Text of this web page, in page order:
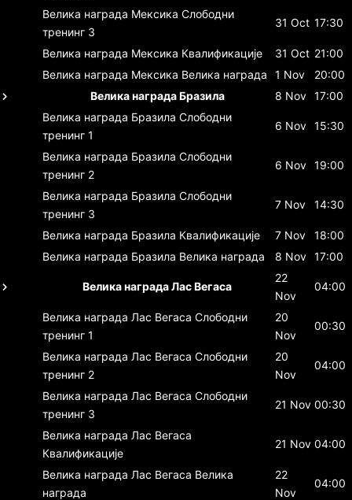
Велика награда Мексика Слободни
тренинг 3
31 Oct 17:30
Велика награда Мексика Квалификације 31 Oct 21:00
Велика награда Мексика Велика награда 1 Nov
20:00
Велика награда Бразила
8 Nov 17:00
Велика награда Бразила Слободни
тренинг 1
6 Nov 15:30
Велика награда Бразила Слободни
тренинг 2
6 Nov 19:00
Велика награда Бразила Слободни
тренинг 3
7 Nov 14:30
Велика награда Бразила Квалификације 7 Nov
18:00
Велика награда Бразила Велика награда 8 Nov 17:00
Велика награда Лас Вегаса
22
Nov
04:00
Велика награда Лас Вегаса Слободни
тренинг 1
20
Nov
00:30
Велика награда Лас Вегаса Слободни
тренинг 2
20
Nov
04:00
Велика награда Лас Вегаса Слободни
тренинг 3
21 Nov 00:30
Велика награда Лас Вегаса
Квалификације
21 Nov 04:00
Велика награда Лас Вегаса Велика
награда
22
Nov
04:00